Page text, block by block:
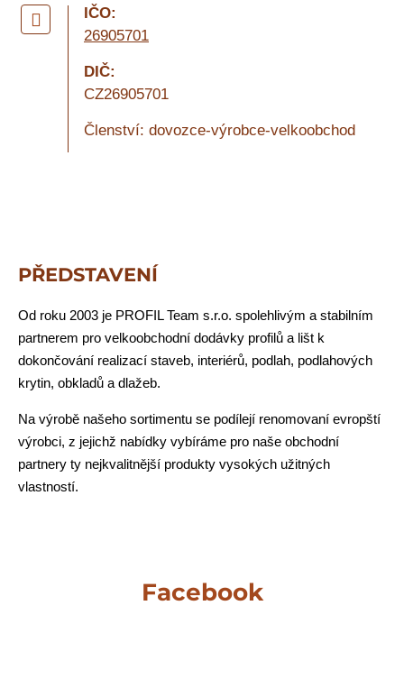
IČO:
26905701
DIČ:
CZ26905701
Členství: dovozce-výrobce-velkoobchod
PŘEDSTAVENÍ
Od roku 2003 je PROFIL Team s.r.o. spolehlivým a stabilním
partnerem pro velkoobchodní dodávky profilů a lišt k
dokončování realizací staveb, interiérů, podlah, podlahových
krytin, obkladů a dlažeb.
Na výrobě našeho sortimentu se podílejí renomovaní evropští
výrobci, z jejichž nabídky vybíráme pro naše obchodní
partnery ty nejkvalitnější produkty vysokých užitných
vlastností.
Facebook